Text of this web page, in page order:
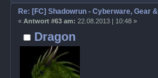
Dragon
Re: [FC] Shadowrun - Cyberware, Gear
« Antwort #63 am: 22.08.2013 | 10:48 »